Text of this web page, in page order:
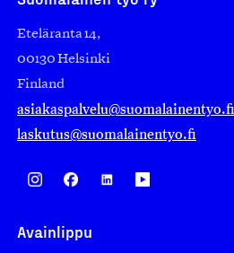
Eteläranta 14,
00130 Helsinki
Finland
asiakaspalvelu@suomalainentyo.fi
laskutus@suomalainentyo.fi
Avainlippu